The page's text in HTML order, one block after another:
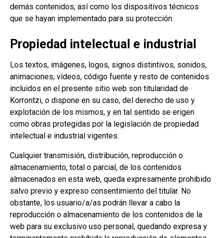
demás contenidos, así como los dispositivos técnicos
que se hayan implementado para su protección.
Propiedad intelectual e industrial
Los textos, imágenes, logos, signos distintivos, sonidos,
animaciones, vídeos, código fuente y resto de contenidos
incluidos en el presente sitio web son titularidad de
Korrontzi, o dispone en su caso, del derecho de uso y
explotación de los mismos, y en tal sentido se erigen
como obras protegidas por la legislación de propiedad
intelectual e industrial vigentes.
Cualquier transmisión, distribución, reproducción o
almacenamiento, total o parcial, de los contenidos
almacenados en esta web, queda expresamente prohibido
salvo previo y expreso consentimiento del titular. No
obstante, los usuario/a/as podrán llevar a cabo la
reproducción o almacenamiento de los contenidos de la
web para su exclusivo uso personal, quedando expresa y